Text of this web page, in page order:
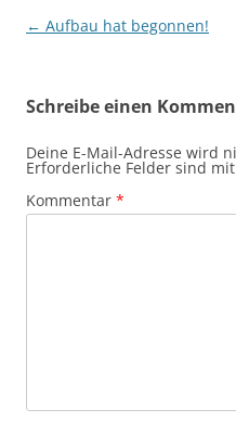
Beitragsnavigation
← Aufbau hat begonnen!
Schreibe einen
Deine E-Mail-Adresse wird
Erforderliche Felder sind mit
Kommentar *